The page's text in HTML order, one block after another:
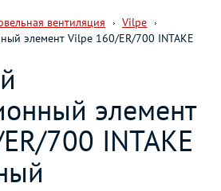
вентиляция
Vilpe
элемент Vilpe 160/ER/700 INTAKE
элемент
700 INTAKE